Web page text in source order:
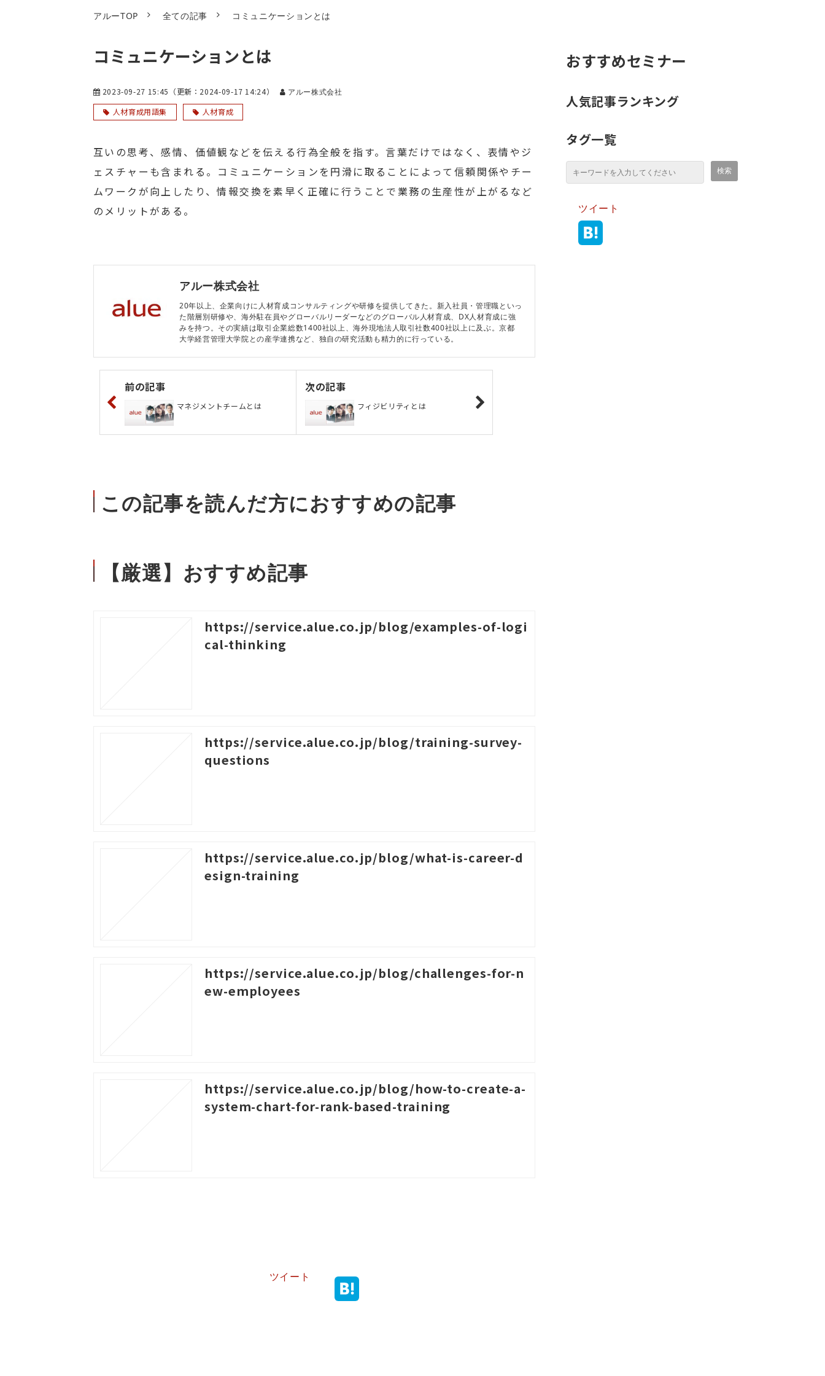
アルーTOP 全ての記事 コミュニケーションとは
コミュニケーションとは
2023-09-27 15:45 （更新： 2024-09-17 14:24）
アルー株式会社
人材育成用語集
人材育成
互いの思考、感情、価値観などを伝える行為全般を指す。言葉だけではなく、表情やジ
ェスチャーも含まれる。コミュニケーションを円滑に取ることによって信頼関係やチー
ムワークが向上したり、情報交換を素早く正確に行うことで業務の生産性が上がるなど
のメリットがある。
アルー株式会社
20年以上、企業向けに人材育成コンサルティングや研修を提供してきた。新入社員・管理職といっ
た階層別研修や、海外駐在員やグローバルリーダーなどのグローバル人材育成、DX人材育成に強
みを持つ。その実績は取引企業総数1400社以上、海外現地法人取引社数400社以上に及ぶ。京都
大学経営管理大学院との産学連携など、独自の研究活動も精力的に行っている。
前の記事
マネジメントチームとは
次の記事
フィジビリティとは
この記事を読んだ方におすすめの記事
【厳選】おすすめ記事
https://service.alue.co.jp/blog/examples-of-logi
cal-thinking
https://service.alue.co.jp/blog/training-survey-
questions
https://service.alue.co.jp/blog/what-is-career-d
esign-training
https://service.alue.co.jp/blog/challenges-for-n
ew-employees
https://service.alue.co.jp/blog/how-to-create-a-
system-chart-for-rank-based-training
ツイート
おすすめセミナー
人気記事ランキング
タグ一覧
ツイート